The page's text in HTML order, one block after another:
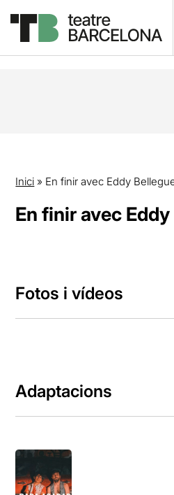
Inici » En finir avec Eddy
En finir avec
Fotos i vídeos
Adaptacions